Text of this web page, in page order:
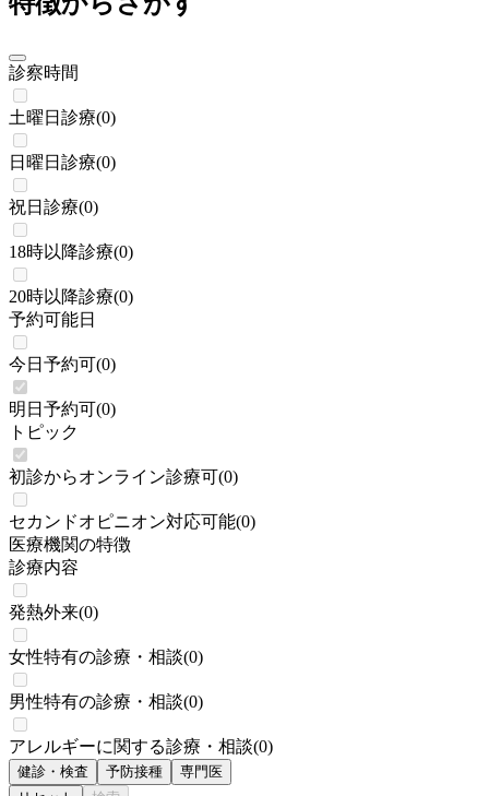
診察時間
土曜日診療(0)
日曜日診療(0)
祝日診療(0)
18時以降診療(0)
20時以降診療(0)
予約可能日
今日予約可(0)
明日予約可(0)
トピック
初診からオンライン診療可(0)
セカンドオピニオン対応可能(0)
医療機関の特徴
診療内容
発熱外来(0)
女性特有の診療・相談(0)
男性特有の診療・相談(0)
アレルギーに関する診療・相談(0)
健診・検査 予防接種
専門医